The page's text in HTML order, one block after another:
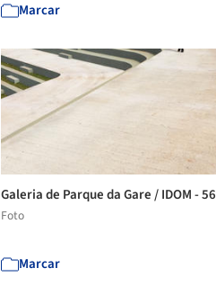
Marcar
Galeria de Parque da Gare / IDOM - 56
Foto
Marcar